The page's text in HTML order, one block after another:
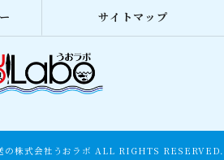
サイトマップ
の株式会社うおラボ ALL RIGHTS RESERVED.